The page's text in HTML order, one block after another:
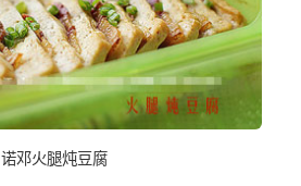
诺邓火腿炖豆腐